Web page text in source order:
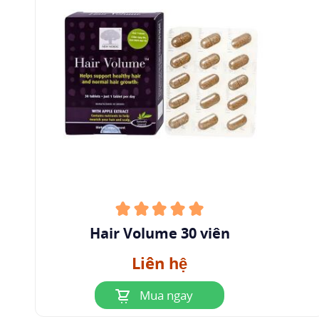
Hair Volume 30 viên
Liên hệ
Mua ngay